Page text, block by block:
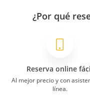
¿Por qué
Reserva online
Al mejor precio y con
línea.